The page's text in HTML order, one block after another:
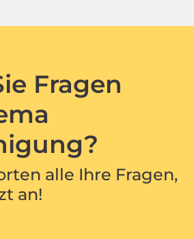
Fragen
alle Ihre Fragen,
an!